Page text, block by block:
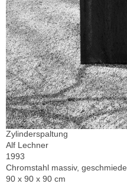
Zylinderspaltung
Alf Lechner
1993
Chromstahl massiv,
90 x 90 x 90 cm